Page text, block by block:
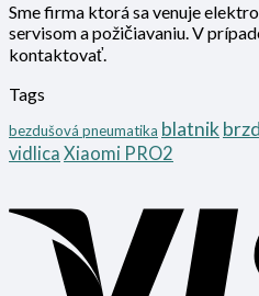
Sme firma ktorá sa venuje
servisom a požičiavaniu. V
kontaktovať.
Tags
bezdušová pneumatika blatnik
vidlica Xiaomi PRO2